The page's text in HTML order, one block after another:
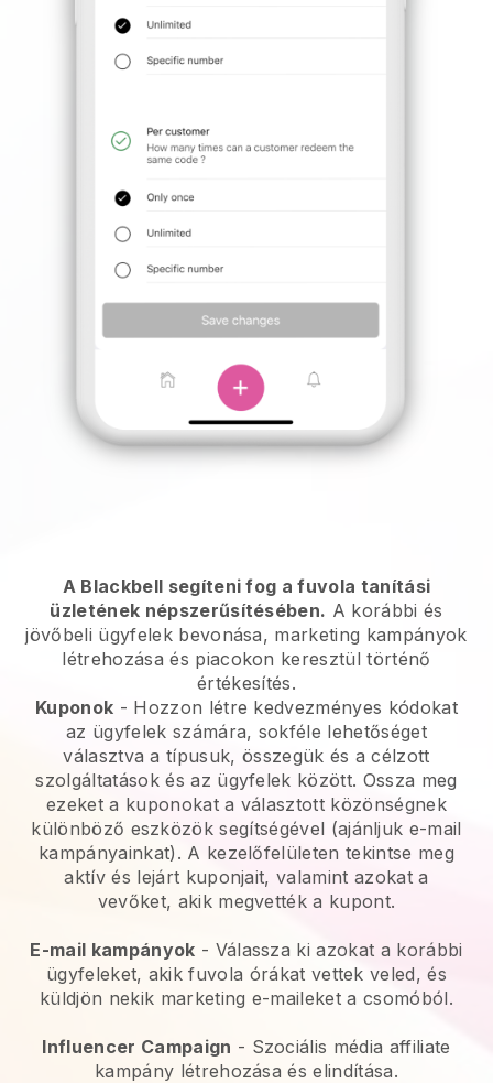
A Blackbell segíteni fog a fuvola tanítási
üzletének népszerűsítésében. A korábbi és
jövőbeli ügyfelek bevonása, marketing kampányok
létrehozása és piacokon keresztül történő
értékesítés.
Kuponok - Hozzon létre kedvezményes kódokat
az ügyfelek számára, sokféle lehetőséget
választva a típusuk, összegük és a célzott
szolgáltatások és az ügyfelek között. Ossza meg
ezeket a kuponokat a választott közönségnek
különböző eszközök segítségével (ajánljuk e-mail
kampányainkat). A kezelőfelületen tekintse meg
aktív és lejárt kuponjait, valamint azokat a
vevőket, akik megvették a kupont.
E-mail kampányok - Válassza ki azokat a korábbi
ügyfeleket, akik fuvola órákat vettek veled, és
küldjön nekik marketing e-maileket a csomóból.
Influencer Campaign - Szociális média affiliate
kampány létrehozása és elindítása.